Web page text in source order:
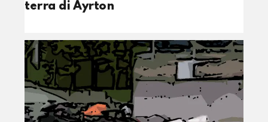
terra di Ayrton